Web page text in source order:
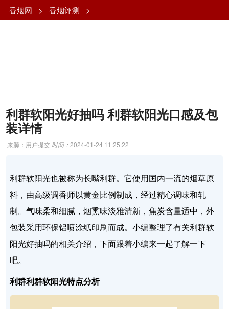
香烟网 > 香烟评测 >
利群软阳光好抽吗 利群软阳光口感及包
装详情
来源：用户提交 时间：2024-01-24 11:25:22
利群软阳光也被称为长嘴利群。它使用国内一流的烟草原
料，由高级调香师以黄金比例制成，经过精心调味和轧
制。气味柔和细腻，烟熏味淡雅清新，焦炭含量适中，外
包装采用环保铝喷涂纸印刷而成。小编整理了有关利群软
阳光好抽吗的相关介绍，下面跟着小编来一起了解一下
吧。
利群利群软阳光特点分析